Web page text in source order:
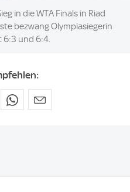
in die WTA Finals in Riad
bezwang Olympiasiegerin
6:3 und 6:4.